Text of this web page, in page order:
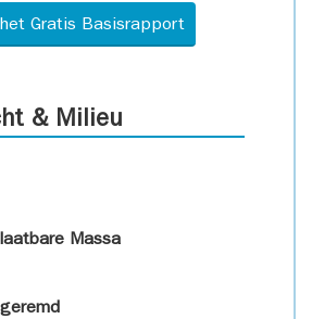
Gratis Basisrapport
& Milieu
Massa